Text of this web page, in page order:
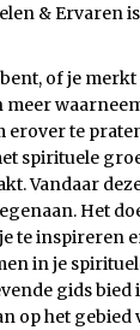
& Ervaren
of je merkt
erover te
spirituele
Vandaar
Het
te inspireren
in je
gids bied
op het gebied